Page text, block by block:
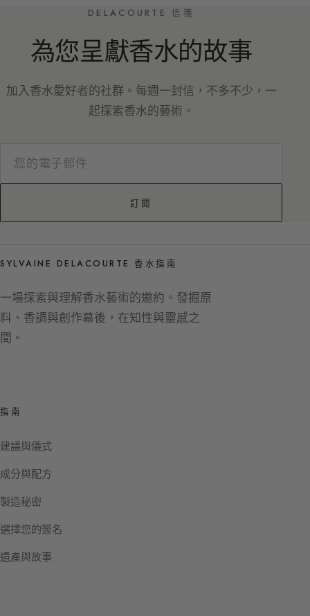
DELACOURTE 信箋
為您呈獻香水的故事
加入香水愛好者的社群。每週一封信，不多不少，一
起探索香水的藝術。
訂閱
SYLVAINE DELACOURTE 香水指南
一場探索與理解香水藝術的邀約。發掘原
料、香調與創作幕後，在知性與靈感之
間。
指南
建議與儀式
成分與配方
製造秘密
選擇您的簽名
遺產與故事